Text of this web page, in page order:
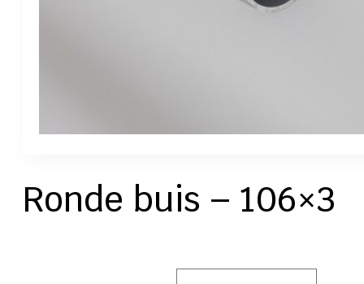
Ronde buis – 106×3